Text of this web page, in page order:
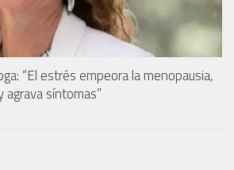
“El estrés empeora la menopausia,
agrava síntomas”